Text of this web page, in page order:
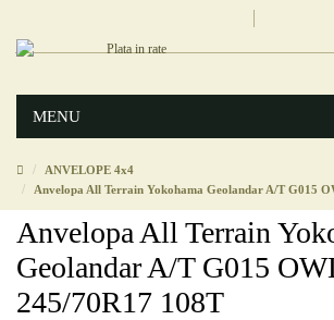
MENU
ANVELOPE 4x4
Anvelopa All Terrain Yokohama Geolandar A/T G015
Anvelopa All Terrain
Geolandar A/T G015
245/70R17 108T